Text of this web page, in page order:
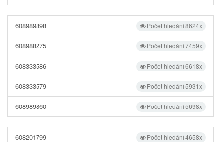
Počet hledání 8624x
608989898
Počet hledání 7459x
608988275
Počet hledání 6618x
608333586
Počet hledání 5931x
608333579
Počet hledání 5698x
608989860
Počet hledání 4658x
608201799